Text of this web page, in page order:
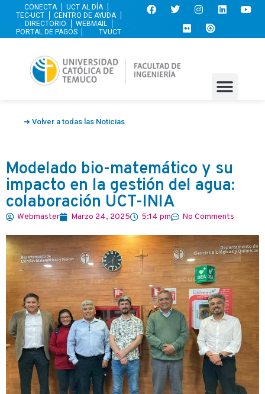
CONECTA
UCT AL DÍA
TEC-UCT
CENTRO DE AYUDA
DIRECTORIO
WEBMAIL
PORTAL DE PAGOS
TVUCT
➜ Volver a todas las Noticias
Modelado bio-matemático y su
impacto en la gestión del agua:
colaboración UCT-INIA
Webmaster Marzo 24, 2025 5:14 pm No Comments